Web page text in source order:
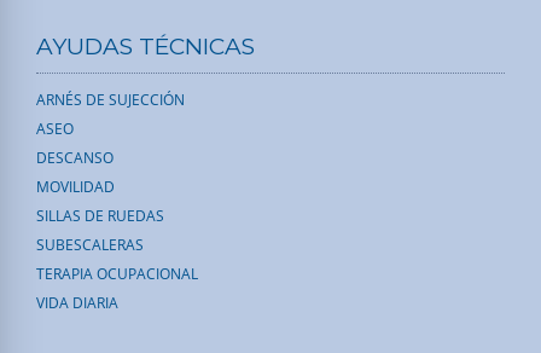
AYUDAS TÉCNICAS
ARNÉS DE SUJECCIÓN
ASEO
DESCANSO
MOVILIDAD
SILLAS DE RUEDAS
SUBESCALERAS
TERAPIA OCUPACIONAL
VIDA DIARIA